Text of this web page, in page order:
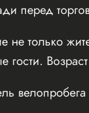
перед
не только
гости.